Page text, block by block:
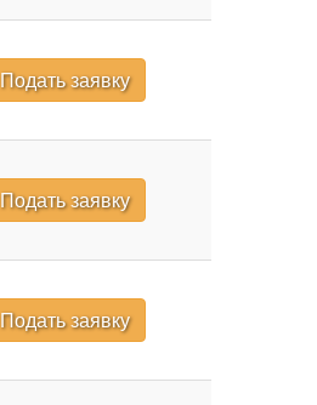
Подать заявку
Подать заявку
Подать заявку